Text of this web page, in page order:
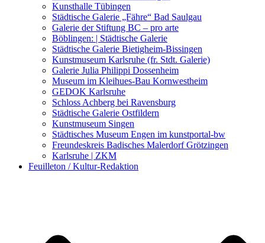
Kunsthalle Tübingen
Städtische Galerie „Fähre“ Bad Saulgau
Galerie der Stiftung BC – pro arte
Böblingen: | Städtische Galerie
Städtische Galerie Bietigheim-Bissingen
Kunstmuseum Karlsruhe (fr. Stdt. Galerie)
Galerie Julia Philippi Dossenheim
Museum im Kleihues-Bau Kornwestheim
GEDOK Karlsruhe
Schloss Achberg bei Ravensburg
Städtische Galerie Ostfildern
Kunstmuseum Singen
Städtisches Museum Engen im kunstportal-bw
Freundeskreis Badisches Malerdorf Grötzingen
Karlsruhe | ZKM
Feuilleton / Kultur-Redaktion